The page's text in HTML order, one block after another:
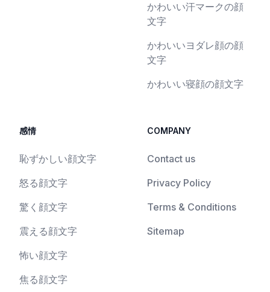
かわいい汗マークの顔
文字
かわいいヨダレ顔の顔
文字
かわいい寝顔の顔文字
感情
恥ずかしい顔文字
怒る顔文字
驚く顔文字
震える顔文字
怖い顔文字
焦る顔文字
COMPANY
Contact us
Privacy Policy
Terms & Conditions
Sitemap